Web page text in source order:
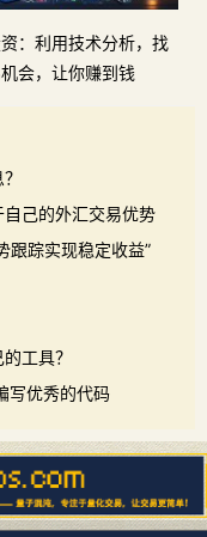
：利用技术分析，找
会，让你赚到钱
己的外汇交易优势
跟踪实现稳定收益”
工具？
写优秀的代码